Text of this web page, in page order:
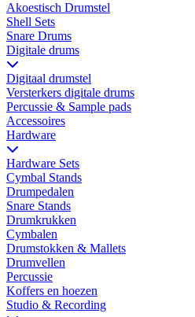
Akoestisch Drumstel
Shell Sets
Snare Drums
Digitale drums
Digitaal drumstel
Versterkers digitale drums
Percussie & Sample pads
Accessoires
Hardware
Hardware Sets
Cymbal Stands
Drumpedalen
Snare Stands
Drumkrukken
Cymbalen
Drumstokken & Mallets
Drumvellen
Percussie
Koffers en hoezen
Studio & Recording